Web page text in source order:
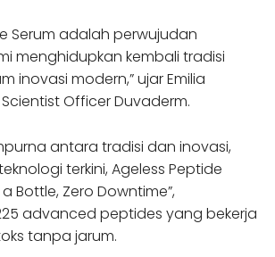
Serum adalah perwujudan
menghidupkan kembali tradisi
inovasi modern,” ujar Emilia
Officer Duvaderm.
antara tradisi dan inovasi,
terkini, Ageless Peptide
Bottle, Zero Downtime”,
advanced peptides yang bekerja
tanpa jarum.